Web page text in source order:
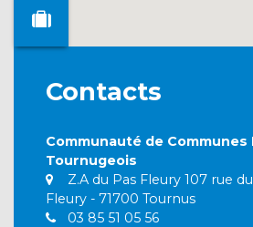
Contacts
Communauté de Communes
Tournugeois
Z.A du Pas Fleury 107 rue
Fleury - 71700 Tournus
03 85 51 05 56